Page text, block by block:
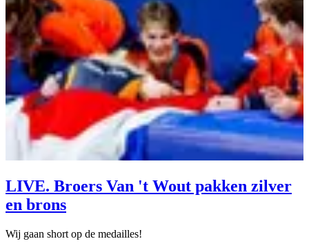
LIVE. Broers Van 't Wout pakken zilver
en brons
Wij gaan short op de medailles!